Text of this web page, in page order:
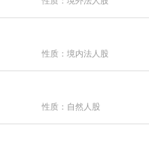
性质：境内法人股
性质：自然人股